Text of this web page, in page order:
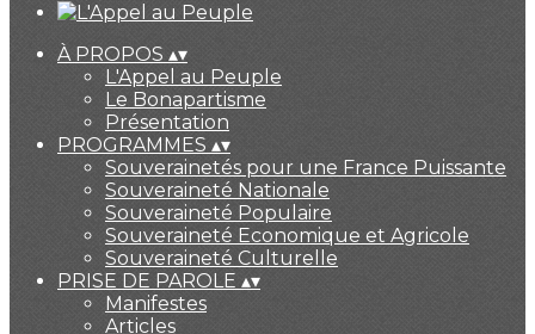
À PROPOS ▴▾
L'Appel au Peuple
Le Bonapartisme
Présentation
PROGRAMMES ▴▾
Souverainetés pour une France Puissante
Souveraineté Nationale
Souveraineté Populaire
Souveraineté Economique et Agricole
Souveraineté Culturelle
PRISE DE PAROLE ▴▾
Manifestes
Articles